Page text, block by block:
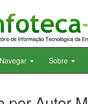
Navegar Sobre